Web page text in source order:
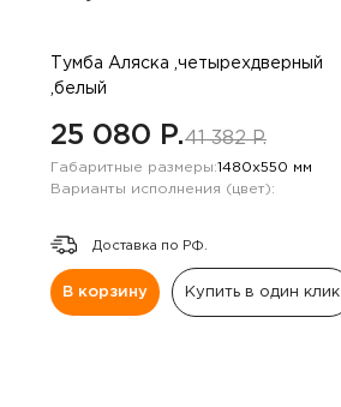
Навесные панели
Полки
Стеллажи
Консоли
Тумба Аляска ,четырехдверный
,белый
25 080 P.41 382 P.
Габаритные размеры:1480х550 мм
Варианты исполнения (цвет):
Доставка по РФ.
В корзину Купить в один клик